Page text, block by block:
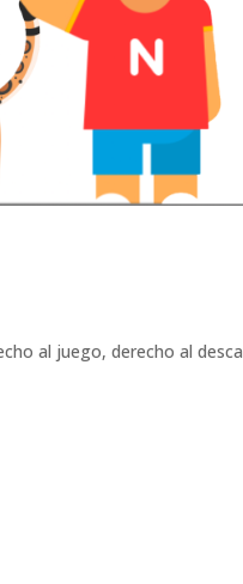
al juego, derecho al